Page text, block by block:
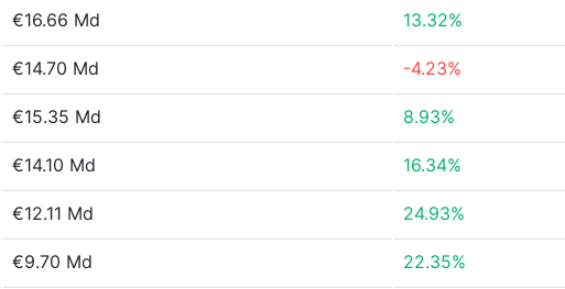
€16.66 Md 13.32%
€14.70 Md -4.23%
€15.35 Md 8.93%
€14.10 Md 16.34%
€12.11 Md 24.93%
€9.70 Md 22.35%